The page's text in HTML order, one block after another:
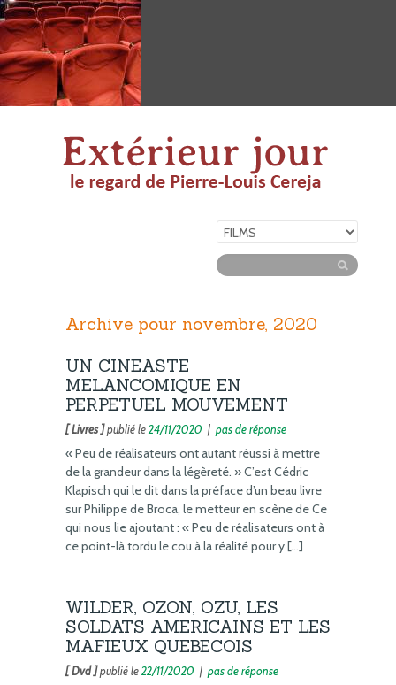
Archive pour novembre, 2020
UN CINEASTE
MELANCOMIQUE EN
PERPETUEL MOUVEMENT
[ Livres ]publié le24/11/2020 | pas de réponse
« Peu de réalisateurs ont autant réussi à mettre
de la grandeur dans la légèreté. » C’est Cédric
Klapisch qui le dit dans la préface d’un beau livre
sur Philippe de Broca, le metteur en scène de Ce
qui nous lie ajoutant : « Peu de réalisateurs ont à
ce point-là tordu le cou à la réalité pour y […]
WILDER, OZON, OZU, LES
SOLDATS AMERICAINS ET LES
MAFIEUX QUEBECOIS
[ Dvd ]publié le22/11/2020 | pas de réponse